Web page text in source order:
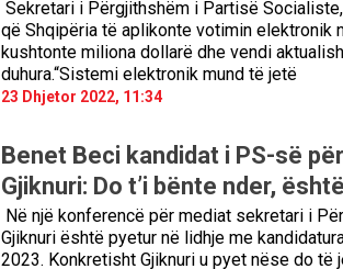
Sekretari i Përgjithshëm i Partisë
që Shqipëria të aplikonte votimin elektronik
kushtonte miliona dollarë dhe vendi
duhura.“Sistemi elektronik mund të jetë
23 Dhjetor 2022, 11:34
Benet Beci kandidat i PS-së
Gjiknuri: Do t’i bënte nder,
Në një konferencë për mediat sekretari i
Gjiknuri është pyetur në lidhje me
2023. Konkretisht Gjiknuri u pyet nëse do